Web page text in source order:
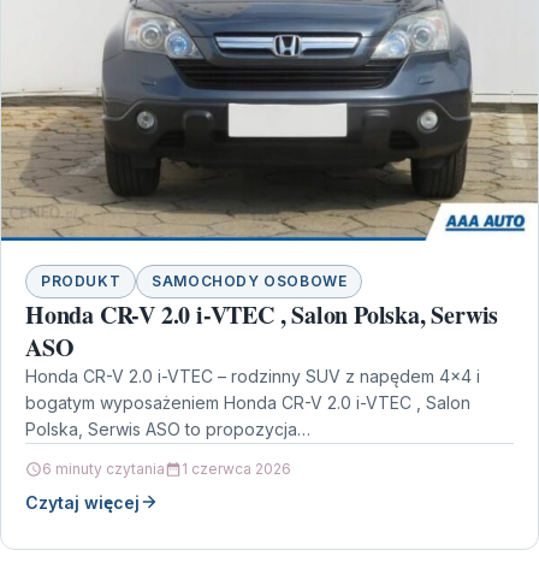
PRODUKT SAMOCHODY OSOBOWE
Honda CR-V 2.0 i-VTEC , Salon Polska, Serwis
ASO
Honda CR-V 2.0 i-VTEC – rodzinny SUV z napędem 4×4 i
bogatym wyposażeniem Honda CR-V 2.0 i-VTEC , Salon
Polska, Serwis ASO to propozycja…
6 minuty czytania 1 czerwca 2026
Czytaj więcej